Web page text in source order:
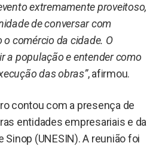
extremamente proveitoso,
de conversar com
comércio da cidade. O
a população e entender como
das obras”, afirmou.
contou com a presença de
entidades empresariais e da
Sinop (UNESIN). A reunião foi